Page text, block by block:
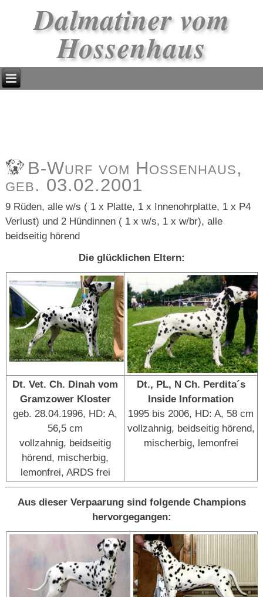
Dalmatiner vom
Hossenhaus
B-Wurf vom Hossenhaus,
geb. 03.02.2001
9 Rüden, alle w/s ( 1 x Platte, 1 x Innenohrplatte, 1 x P4
Verlust) und 2 Hündinnen ( 1 x w/s, 1 x w/br), alle
beidseitig hörend
Die glücklichen Eltern:
Dt. Vet. Ch. Dinah vom
Gramzower Kloster
geb. 28.04.1996, HD: A,
56,5 cm
vollzahnig, beidseitig
hörend, mischerbig,
lemonfrei, ARDS frei
Dt., PL, N Ch. Perdita´s
Inside Information
1995 bis 2006, HD: A, 58 cm
vollzahnig, beidseitig hörend,
mischerbig, lemonfrei
Aus dieser Verpaarung sind folgende Champions
hervorgegangen: